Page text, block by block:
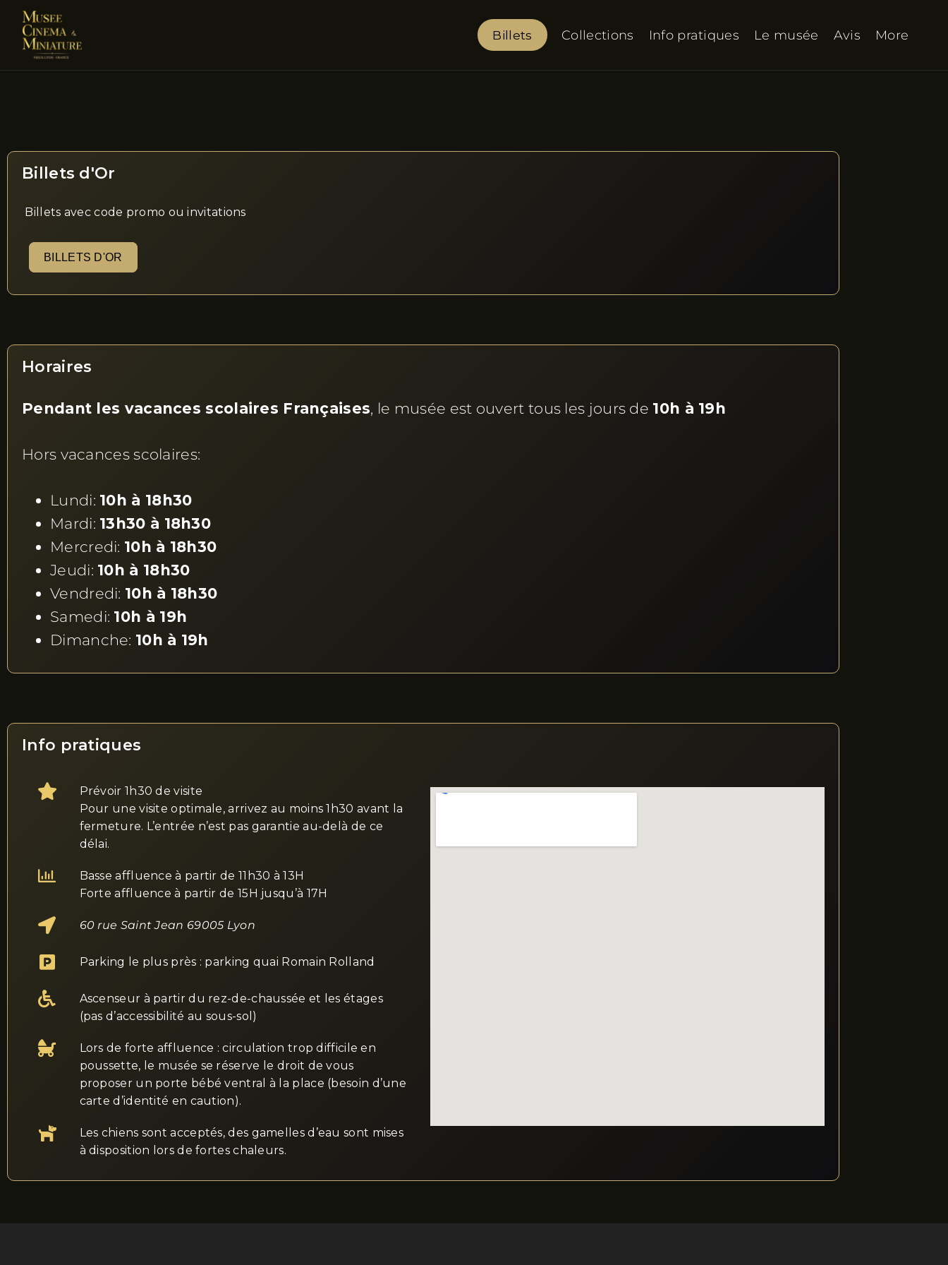
Billets Collections Info pratiques Le musée Avis More
Billets d'Or
Billets avec code promo ou invitations
BILLETS D'OR
Horaires
Pendant les vacances scolaires Françaises, le musée est ouvert tous les jours de 10h à 19h
Hors vacances scolaires:
Lundi: 10h à 18h30
Mardi: 13h30 à 18h30
Mercredi: 10h à 18h30
Jeudi: 10h à 18h30
Vendredi: 10h à 18h30
Samedi: 10h à 19h
Dimanche: 10h à 19h
Info pratiques
Prévoir 1h30 de visite
Pour une visite optimale, arrivez au moins 1h30 avant la
fermeture. L’entrée n’est pas garantie au-delà de ce
délai.
Basse affluence à partir de 11h30 à 13H
Forte affluence à partir de 15H jusqu’à 17H
60 rue Saint Jean 69005 Lyon
Parking le plus près : parking quai Romain Rolland
Ascenseur à partir du rez-de-chaussée et les étages
(pas d’accessibilité au sous-sol)
Lors de forte affluence : circulation trop difficile en
poussette, le musée se réserve le droit de vous
proposer un porte bébé ventral à la place (besoin d’une
carte d’identité en caution).
Les chiens sont acceptés, des gamelles d’eau sont mises
à disposition lors de fortes chaleurs.